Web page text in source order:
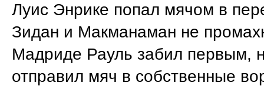
Луис Энрике попал мячом в
Зидан и Макманаман не
Мадриде Рауль забил первым,
отправил мяч в собственные